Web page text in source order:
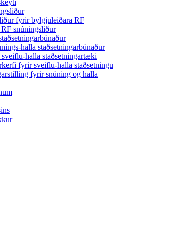
fyrir bylgjuleiðara RF
snúningsliður
halla staðsetningarbúnaður
halla staðsetningartæki
fyrir sveiflu-halla staðsetningu
fyrir snúning og halla